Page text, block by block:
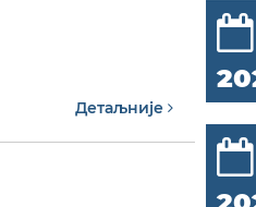
Детаљније